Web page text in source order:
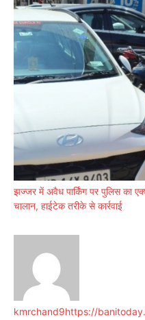
झज्जर में अवैध पार्किंग पर पुलिस का
चालान, हाईटेक तरीके से कार्रवाई
kmrchand9https://